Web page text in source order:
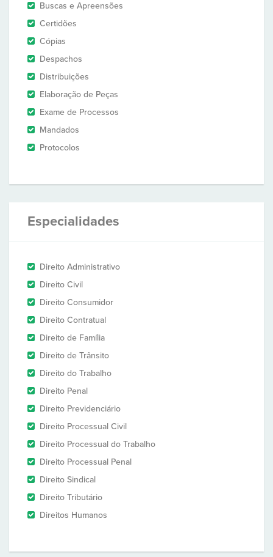
Buscas e Apreensões
Certidões
Cópias
Despachos
Distribuições
Elaboração de Peças
Exame de Processos
Mandados
Protocolos
Especialidades
Direito Administrativo
Direito Civil
Direito Consumidor
Direito Contratual
Direito de Família
Direito de Trânsito
Direito do Trabalho
Direito Penal
Direito Previdenciário
Direito Processual Civil
Direito Processual do Trabalho
Direito Processual Penal
Direito Sindical
Direito Tributário
Direitos Humanos